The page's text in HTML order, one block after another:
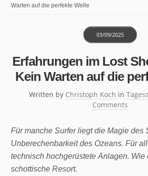
Warten auf die perfekte Welle
Erfahrungen im Lost
Kein Warten auf die
Written by Christoph Koch
03/09/2025
in
Comments
Für manche Surfer liegt die Magie des
Unberechenbarkeit des Ozeans. Für
technisch hochgerüstete Anlagen. Wie
schottische Resort.